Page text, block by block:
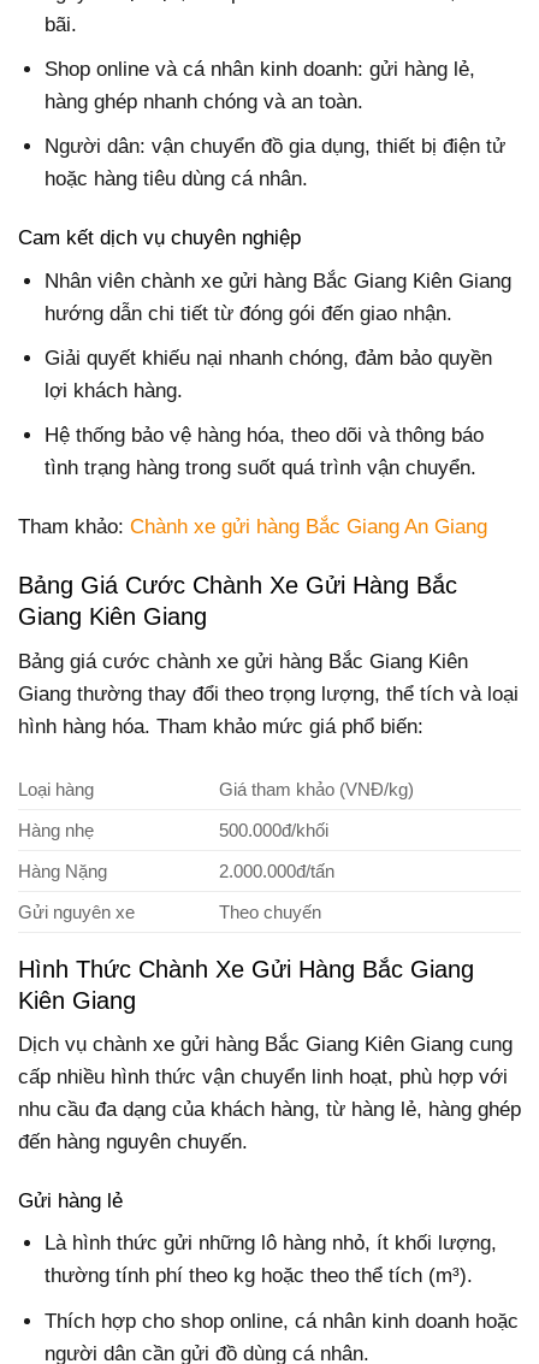
bãi.
Shop online và cá nhân kinh doanh: gửi hàng lẻ,
hàng ghép nhanh chóng và an toàn.
Người dân: vận chuyển đồ gia dụng, thiết bị điện tử
hoặc hàng tiêu dùng cá nhân.
Cam kết dịch vụ chuyên nghiệp
Nhân viên chành xe gửi hàng Bắc Giang Kiên Giang
hướng dẫn chi tiết từ đóng gói đến giao nhận.
Giải quyết khiếu nại nhanh chóng, đảm bảo quyền
lợi khách hàng.
Hệ thống bảo vệ hàng hóa, theo dõi và thông báo
tình trạng hàng trong suốt quá trình vận chuyển.
Tham khảo: Chành xe gửi hàng Bắc Giang An Giang
Bảng Giá Cước Chành Xe Gửi Hàng Bắc
Giang Kiên Giang
Bảng giá cước chành xe gửi hàng Bắc Giang Kiên
Giang thường thay đổi theo trọng lượng, thể tích và loại
hình hàng hóa. Tham khảo mức giá phổ biến:
Loại hàng
Giá tham khảo (VNĐ/kg)
Hàng nhẹ
500.000đ/khối
Hàng Nặng
2.000.000đ/tấn
Gửi nguyên xe
Theo chuyến
Hình Thức Chành Xe Gửi Hàng Bắc Giang
Kiên Giang
Dịch vụ chành xe gửi hàng Bắc Giang Kiên Giang cung
cấp nhiều hình thức vận chuyển linh hoạt, phù hợp với
nhu cầu đa dạng của khách hàng, từ hàng lẻ, hàng ghép
đến hàng nguyên chuyến.
Gửi hàng lẻ
Là hình thức gửi những lô hàng nhỏ, ít khối lượng,
thường tính phí theo kg hoặc theo thể tích (m³).
Thích hợp cho shop online, cá nhân kinh doanh hoặc
người dân cần gửi đồ dùng cá nhân.